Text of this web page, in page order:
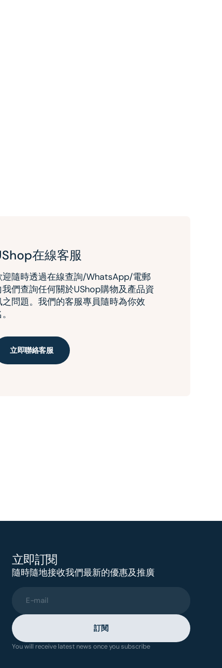
在線客服
迎隨時透過在線查詢/WhatsApp/電郵
我們查詢任何關於UShop購物及產品資
之問題。我們的客服專員隨時為你效
立即聯絡客服
立即訂閱
隨時隨地接收我們最新的優惠及推廣
E-mail
訂閱
You will receive latest news once you subscribe